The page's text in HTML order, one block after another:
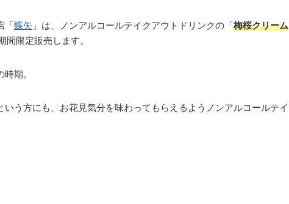
「蝶矢 」は、ノンアルコールテイクアウトドリンクの「梅桜クリーム
間限定販売します。
期。
う方にも、お花見気分を味わってもらえるようノンアルコールテイ